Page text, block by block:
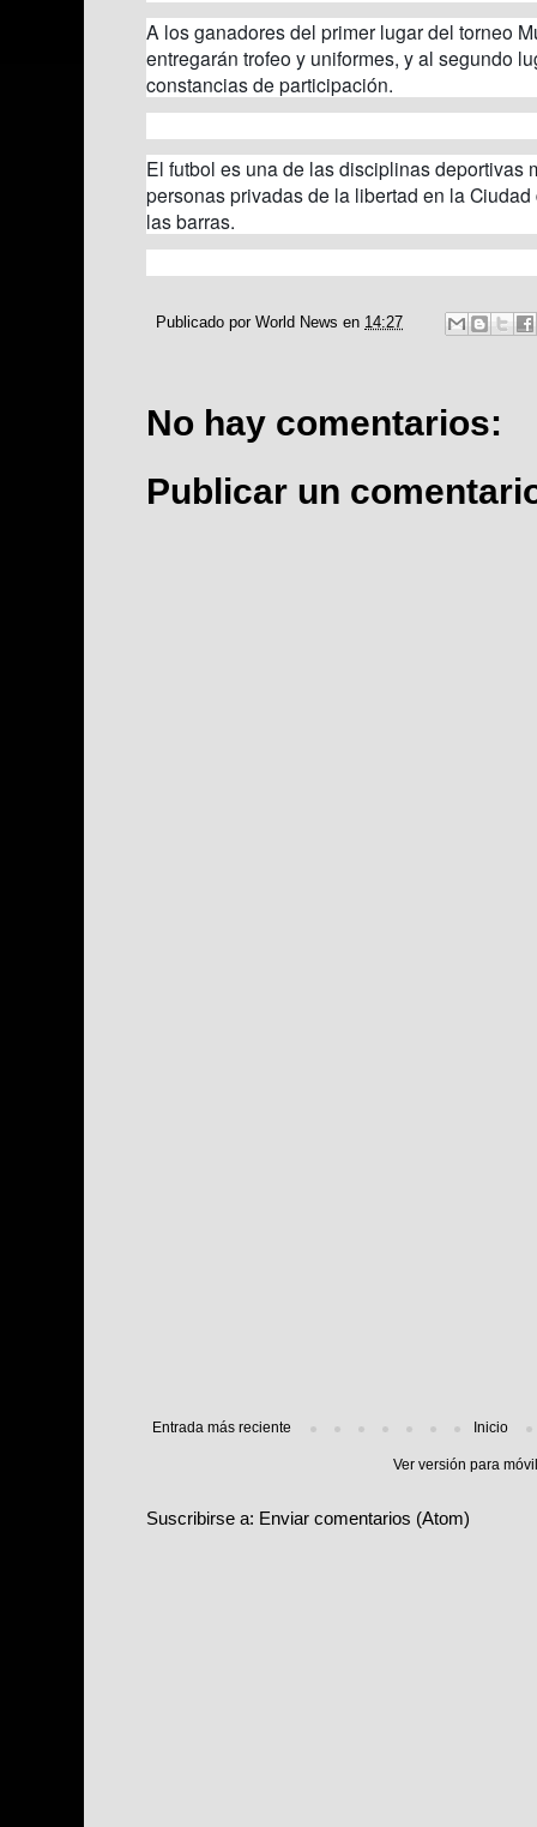
A los ganadores del primer lugar del torneo
entregarán trofeo y uniformes, y al segundo
constancias de participación.
El futbol es una de las disciplinas deportivas
personas privadas de la libertad en la
las barras.
Publicado por World News en 14:27
No hay comentarios:
Publicar un
Entrada más reciente Inicio
Ver versión para
Suscribirse a: Enviar comentarios (Atom)